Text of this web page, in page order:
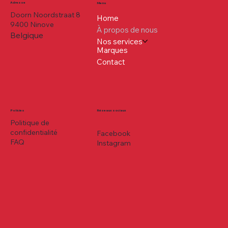
Adresse
Doorn Noordstraat 8
9400 Ninove
Belgique
Menu
Home
À propos de nous
Nos services
Marques
Contact
Policies
Politique de
confidentialité
FAQ
Réseaux sociaux
Facebook
Instagram